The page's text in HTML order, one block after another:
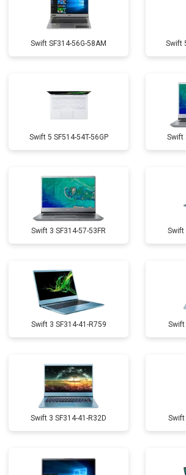
Swift SF314-56G-58AM Swift
Swift 5 SF514-54T-56GP Swift
Swift 3 SF314-57-53FR Swift
Swift 3 SF314-41-R759 Swift
Swift 3 SF314-41-R32D Swift